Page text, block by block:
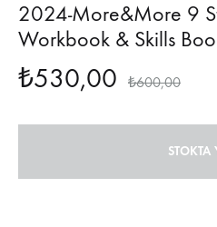
2024-More&More 9
Workbook & Skills
₺530,00 ₺600,00
STOKTA